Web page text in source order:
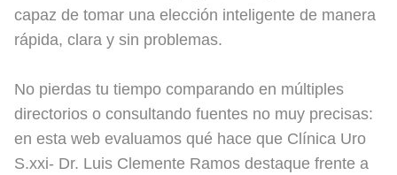
capaz de tomar una elección inteligente de manera
rápida, clara y sin problemas.
No pierdas tu tiempo comparando en múltiples
directorios o consultando fuentes no muy precisas:
en esta web evaluamos qué hace que Clínica Uro
S.xxi- Dr. Luis Clemente Ramos destaque frente a